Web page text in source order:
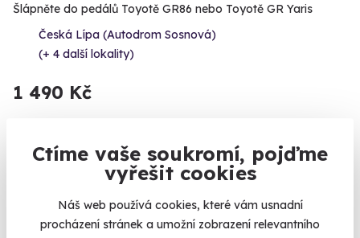
Ctíme vaše soukromí, pojďme
vyřešit cookies
Náš web používá cookies, které vám usnadní
procházení stránek a umožní zobrazení relevantního
Šlápněte do pedálů Toyotě GR86 nebo Toyotě GR Yaris
Česká Lípa (Autodrom Sosnová)
(+ 4 další lokality)
1 490 Kč
Volný termín už 14. 08. 2026